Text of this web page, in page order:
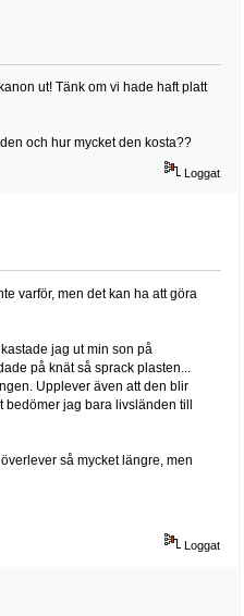
ut! Tänk om vi hade haft platt
och hur mycket den kosta??
Loggat
varför, men det kan ha att göra
jag ut min son på
på knät så sprack plasten...
Upplever även att den blir
bedömer jag bara livsländen till
så mycket längre, men
Loggat